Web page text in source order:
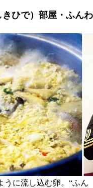
きひで）部屋・ふんわ
うに流し込む卵。“ふん